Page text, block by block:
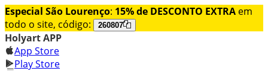
Especial São Lourenço: 15% de DESCONTO EXTRA em
todo o site, código:
260807
Holyart APP
App Store
Play Store